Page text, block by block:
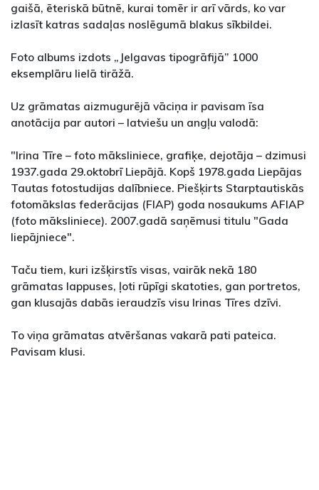
gaišā, ēteriskā būtnē, kurai tomēr ir arī vārds, ko var
izlasīt katras sadaļas noslēgumā blakus sīkbildei.
Foto albums izdots „Jelgavas tipogrāfijā” 1000
eksemplāru lielā tirāžā.
Uz grāmatas aizmugurējā vāciņa ir pavisam īsa
anotācija par autori – latviešu un angļu valodā:
"Irina Tīre – foto māksliniece, grafiķe, dejotāja – dzimusi
1937.gada 29.oktobrī Liepājā. Kopš 1978.gada Liepājas
Tautas fotostudijas dalībniece. Piešķirts Starptautiskās
fotomākslas federācijas (FIAP) goda nosaukums AFIAP
(foto māksliniece). 2007.gadā saņēmusi titulu "Gada
liepājniece".
Taču tiem, kuri izšķirstīs visas, vairāk nekā 180
grāmatas lappuses, ļoti rūpīgi skatoties, gan portretos,
gan klusajās dabās ieraudzīs visu Irinas Tīres dzīvi.
To viņa grāmatas atvēršanas vakarā pati pateica.
Pavisam klusi.